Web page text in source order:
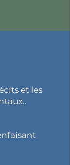
et les